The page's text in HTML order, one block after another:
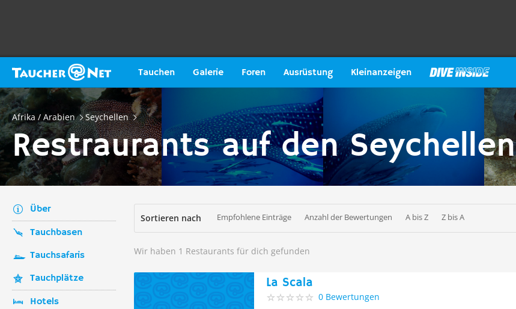
Tauchen Galerie Foren Ausrüstung Kleinanzeigen
Afrika / Arabien Seychellen
Restraurants auf den Seychellen
Über
Tauchbasen
Tauchsafaris
Tauchplätze
Hotels
Sortieren nach Empfohlene Einträge Anzahl der Bewertungen A bis Z Z bis A
Wir haben 1 Restaurants für dich gefunden
La Scala
0 Bewertungen